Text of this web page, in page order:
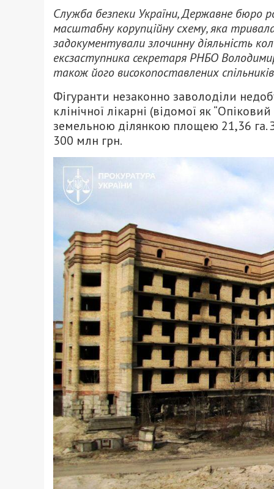
Служба безпеки України, Державне бюро
масштабну корупційну схему, яка
задокументували злочинну діяльність
ексзаступника секретаря РНБО
також його високопоставлених
Фігуранти незаконно заволоділи
клінічної лікарні (відомої як
земельною ділянкою площею 21,36 га.
300 млн грн.